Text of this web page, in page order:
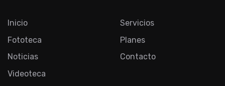
Inicio
Fototeca
Noticias
Videoteca
Servicios
Planes
Contacto